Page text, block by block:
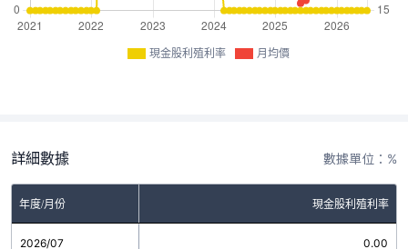
現金股利殖利率 月均價
詳細數據 數據單位：%
年度/月份 現金股利殖利率
2026/07 0.00